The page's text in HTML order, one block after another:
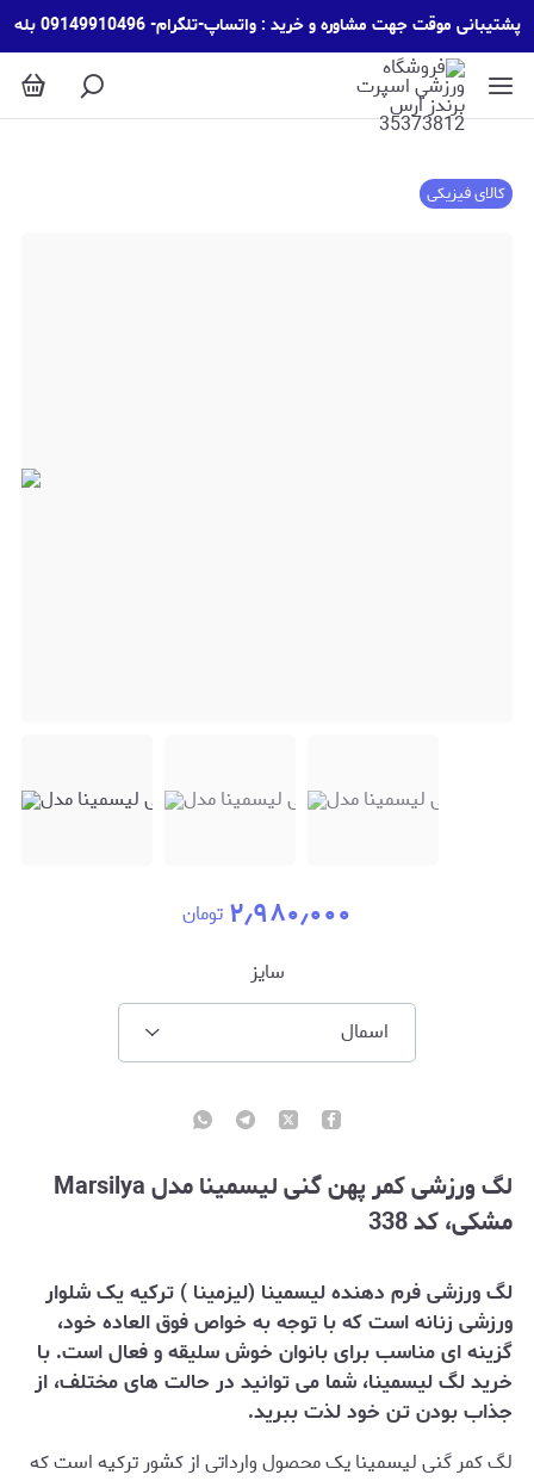
پشتیبانی موقت جهت مشاوره و خرید : واتساپ-تلگرام- 09149910496 بله
کالای فیزیکی
۲٫۹۸۰٫۰۰۰ تومان
سایز
اسمال
لگ ورزشی کمر پهن گنی لیسمینا مدل Marsilya
مشکی، کد 338
لگ ورزشی فرم دهنده لیسمینا (لیزمینا ) ترکیه یک شلوار
ورزشی زنانه است که با توجه به خواص فوق العاده خود،
گزینه ای مناسب برای بانوان خوش سلیقه و فعال است. با
خرید لگ لیسمینا، شما می توانید در حالت های مختلف، از
جذاب بودن تن خود لذت ببرید.
لگ کمر گنی لیسمینا یک محصول وارداتی از کشور ترکیه است که